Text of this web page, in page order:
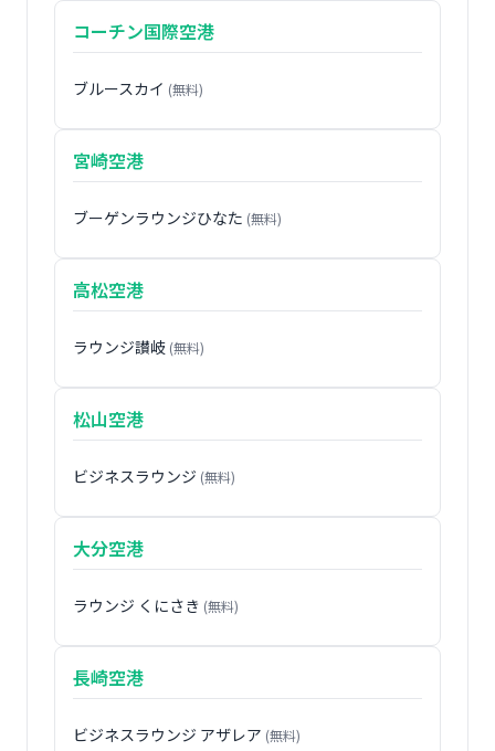
コーチン国際空港
ブルースカイ (無料)
宮崎空港
ブーゲンラウンジひなた (無料)
高松空港
ラウンジ讃岐 (無料)
松山空港
ビジネスラウンジ (無料)
大分空港
ラウンジ くにさき (無料)
長崎空港
ビジネスラウンジ アザレア (無料)